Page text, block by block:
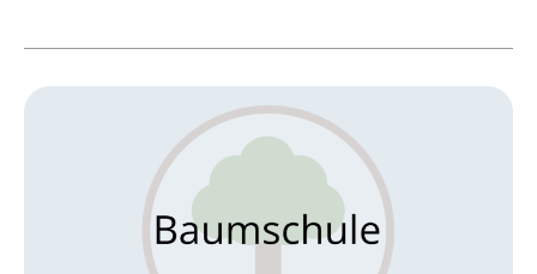
Kalkulationsbeispiel: